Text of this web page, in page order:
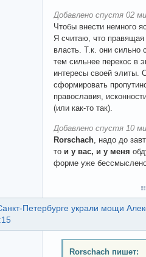
Добавлено спустя 02
Чтобы внести немного
Я считаю, что правящая
власть. Т.к. они
тем сильнее перекос в
интересы своей элиты.
сформировать
православия,
(или как-то так).
Добавлено спустя 10
Rorschach, надо до
то и у вас, и у меня
форме уже
Петербурге украли мощи
Rorschach пишет: